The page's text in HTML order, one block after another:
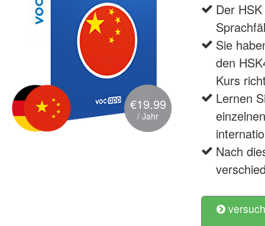
€19.99
/ Jahr
Der
Sie
den
Kurs
Lernen
Nach